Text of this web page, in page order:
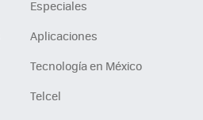
Especiales
Aplicaciones
Tecnología en México
Telcel